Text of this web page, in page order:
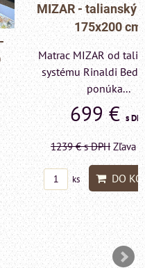
Pohovka LONDON
- VÝPREDAJ
KUSU
Pre milovníkov
elegancie kreslo a
LONDON
599 €s
1415 €s DPH Zľava
ks DO